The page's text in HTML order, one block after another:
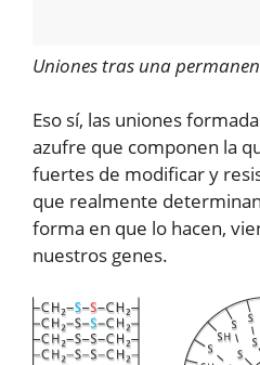
Uniones tras una
Eso sí, las uniones
azufre que componen la
fuertes de modificar y
que realmente
forma en que lo hacen,
nuestros genes.